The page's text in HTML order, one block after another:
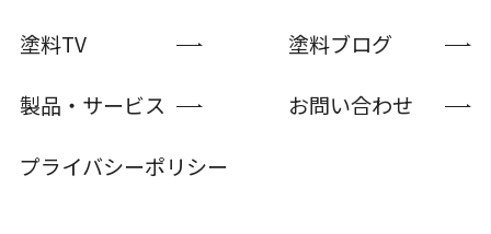
塗料TV
塗料ブログ
製品・サービス
お問い合わせ
プライバシーポリシー